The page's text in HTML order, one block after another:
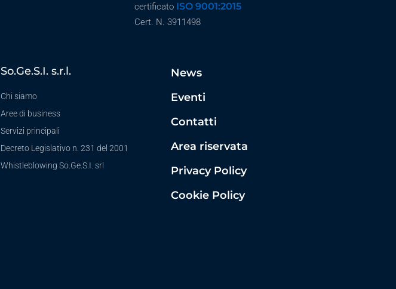
certificato ISO 9001:2015
Cert. N. 3911498
So.Ge.S.I. s.r.l.
Chi siamo
Aree di business
Servizi principali
Decreto Legislativo n. 231 del 2001
Whistleblowing So.Ge.S.I. srl
News
Eventi
Contatti
Area riservata
Privacy Policy
Cookie Policy